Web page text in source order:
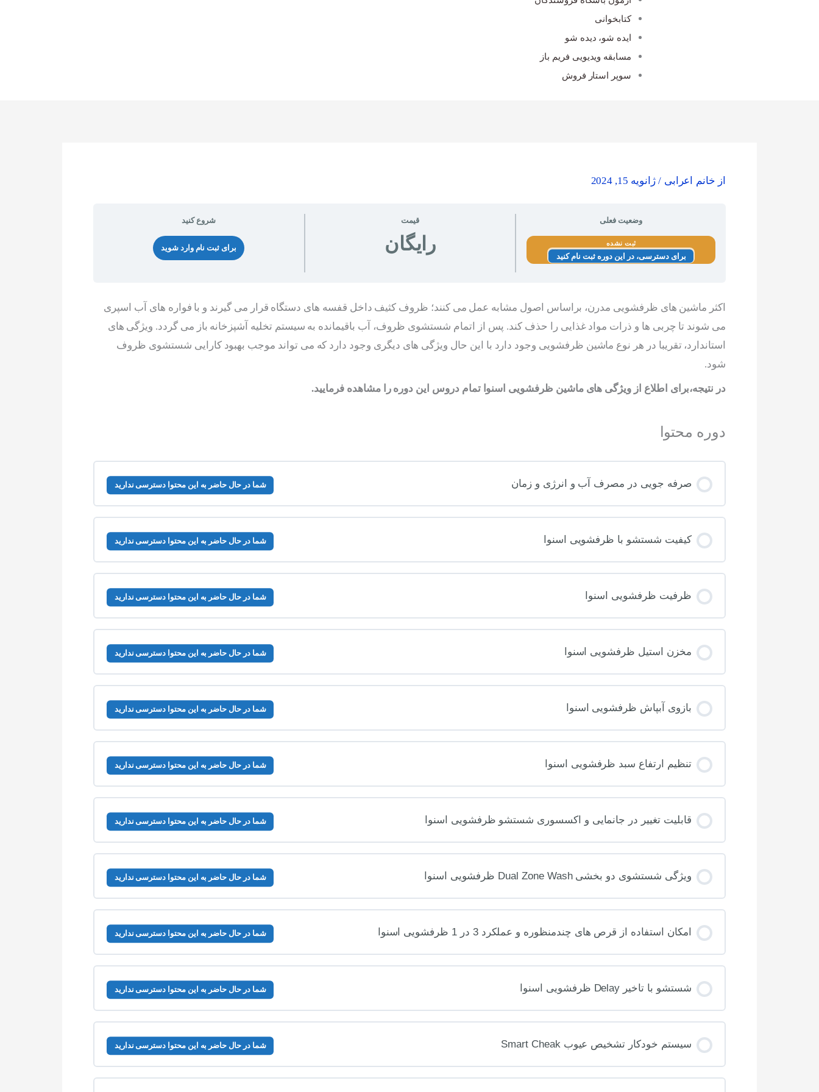
کتابخوانی
ایده شو، دیده شو
مسابقه ویدیویی فریم باز
سوپر استار فروش
از خانم اعرابی/ژانویه 15, 2024
وضعیت فعلی
ثبت نشده
برای دسترسی، در این دوره ثبت نام کنید
قیمت
رایگان
شروع کنید
برای ثبت نام وارد شوید
اکثر ماشین های ظرفشویی مدرن، براساس اصول مشابه عمل می کنند؛ ظروف کثیف داخل قفسه های دستگاه قرار می گیرند و با فواره های آب اسپری
می شوند تا چربی ها و ذرات مواد غذایی را حذف کند. پس از اتمام شستشوی ظروف، آب باقیمانده به سیستم تخلیه آشپزخانه باز می گردد. ویژگی های
استاندارد، تقریبا در هر نوع ماشین ظرفشویی وجود دارد با این حال ویژگی های دیگری وجود دارد که می تواند موجب بهبود کارایی شستشوی ظروف
شود.
در نتیجه،برای اطلاع از ویژگی های ماشین ظرفشویی اسنوا تمام دروس این دوره را مشاهده فرمایید.
دوره محتوا
صرفه جویی در مصرف آب و انرژی و زمان شما در حال حاضر به این محتوا دسترسی ندارید
کیفیت شستشو با ظرفشویی اسنوا شما در حال حاضر به این محتوا دسترسی ندارید
ظرفیت ظرفشویی اسنوا شما در حال حاضر به این محتوا دسترسی ندارید
مخزن استیل ظرفشویی اسنوا شما در حال حاضر به این محتوا دسترسی ندارید
بازوی آبپاش ظرفشویی اسنوا شما در حال حاضر به این محتوا دسترسی ندارید
تنظیم ارتفاع سبد ظرفشویی اسنوا شما در حال حاضر به این محتوا دسترسی ندارید
قابلیت تغییر در جانمایی و اکسسوری شستشو ظرفشویی اسنوا شما در حال حاضر به این محتوا دسترسی ندارید
ویژگی شستشوی دو بخشی Dual Zone Wash ظرفشویی اسنوا شما در حال حاضر به این محتوا دسترسی ندارید
امکان استفاده از قرص های چندمنظوره و عملکرد 3 در 1 ظرفشویی اسنوا شما در حال حاضر به این محتوا دسترسی ندارید
شستشو با تاخیر Delay ظرفشویی اسنوا شما در حال حاضر به این محتوا دسترسی ندارید
سیستم خودکار تشخیص عیوب Smart Cheak شما در حال حاضر به این محتوا دسترسی ندارید